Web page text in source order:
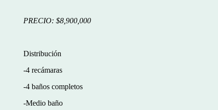
PRECIO: $8,900,000
Distribución
-4 recámaras
-4 baños completos
-Medio baño